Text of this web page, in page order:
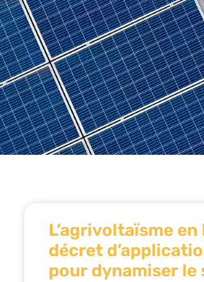
L’agrivoltaïsme en
décret
pour dynamiser le